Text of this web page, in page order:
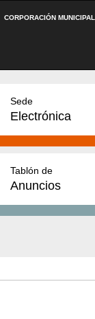
CORPORACIÓN MUNICIPAL
Sede
Electrónica
Tablón de
Anuncios